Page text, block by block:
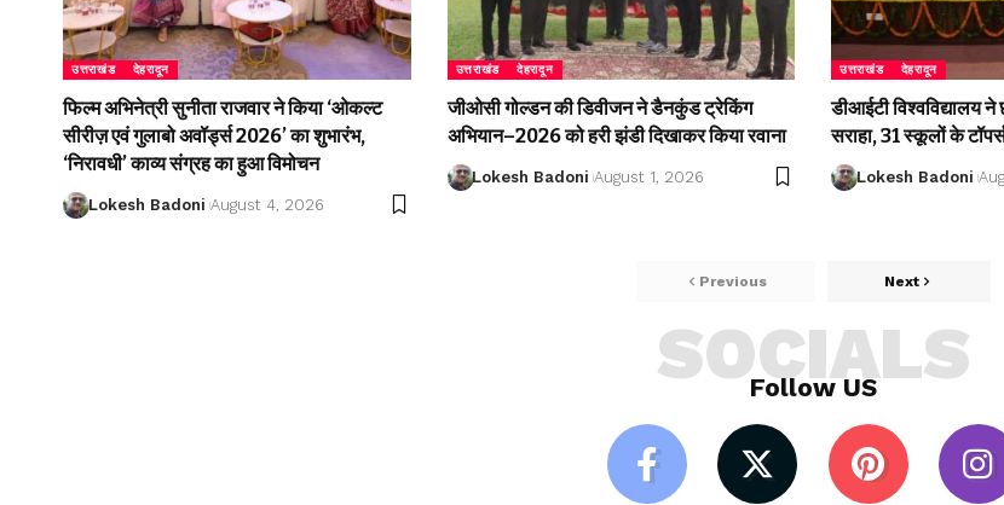
उत्तराखंड देहरादून
फिल्म अभिनेत्री सुनीता राजवार ने किया ‘ओकल्ट
सीरीज़ एवं गुलाबो अवॉर्ड्स 2026’ का शुभारंभ,
‘निरावधी’ काव्य संग्रह का हुआ विमोचन
Lokesh Badoni August 4, 2026
उत्तराखंड देहरादून
जीओसी गोल्डन की डिवीजन ने डैनकुंड ट्रेकिंग
अभियान–2026 को हरी झंडी दिखाकर किया रवाना
Lokesh Badoni August 1, 2026
उत्तराखंड देहरादून
डीआईटी विश्वविद्यालय
सराहा, 31 स्कूलों के
Lokesh Badoni
Previous Next
Follow US
SOCIALS